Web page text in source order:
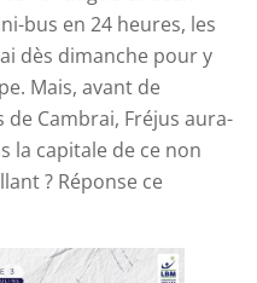
bus en 24 heures, les
dès dimanche pour y
Mais, avant de
Cambrai, Fréjus aura-
la capitale de ce non
? Réponse ce